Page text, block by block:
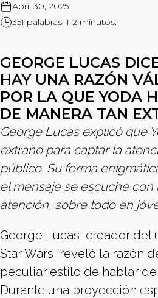
April 30, 2025
351 palabras. 1-2 minutos.
GEORGE LUCAS
HAY UNA RAZÓN
POR LA QUE YODA
DE MANERA TAN
George Lucas explicó que
extraño para captar la
público. Su forma
el mensaje se escuche con
atención, sobre todo en
George Lucas, creador del
Star Wars, reveló la razón
peculiar estilo de hablar de
Durante una proyección